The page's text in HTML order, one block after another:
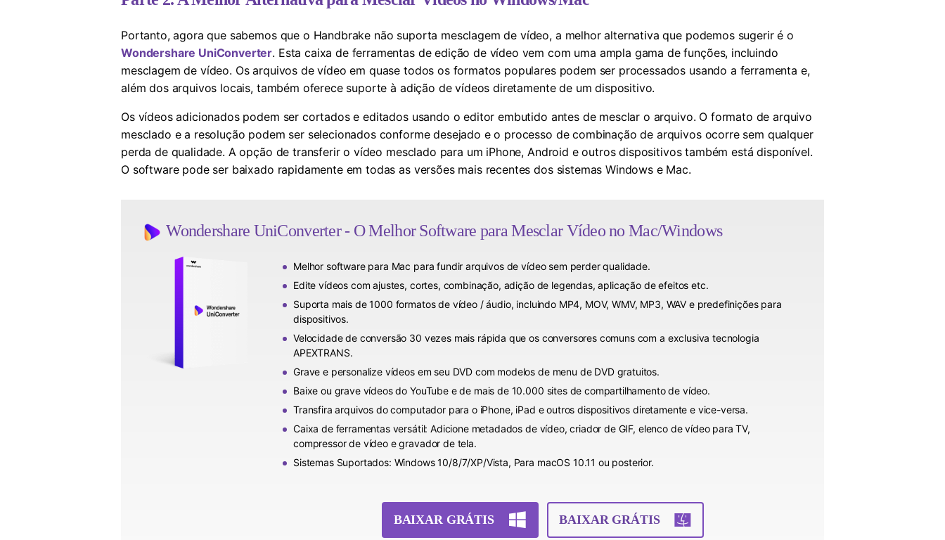
Portanto, agora que sabemos que o Handbrake não suporta mesclagem de vídeo, a melhor alternativa que podemos sugerir é o
Wondershare UniConverter. Esta caixa de ferramentas de edição de vídeo vem com uma ampla gama de funções, incluindo
mesclagem de vídeo. Os arquivos de vídeo em quase todos os formatos populares podem ser processados usando a ferramenta e,
além dos arquivos locais, também oferece suporte à adição de vídeos diretamente de um dispositivo.
Os vídeos adicionados podem ser cortados e editados usando o editor embutido antes de mesclar o arquivo. O formato de arquivo
mesclado e a resolução podem ser selecionados conforme desejado e o processo de combinação de arquivos ocorre sem qualquer
perda de qualidade. A opção de transferir o vídeo mesclado para um iPhone, Android e outros dispositivos também está disponível.
O software pode ser baixado rapidamente em todas as versões mais recentes dos sistemas Windows e Mac.
Wondershare UniConverter - O Melhor Software para Mesclar Vídeo no Mac/Windows
Melhor software para Mac para fundir arquivos de vídeo sem perder qualidade.
Edite vídeos com ajustes, cortes, combinação, adição de legendas, aplicação de efeitos etc.
Suporta mais de 1000 formatos de vídeo / áudio, incluindo MP4, MOV, WMV, MP3, WAV e predefinições para
dispositivos.
Velocidade de conversão 30 vezes mais rápida que os conversores comuns com a exclusiva tecnologia
APEXTRANS.
Grave e personalize vídeos em seu DVD com modelos de menu de DVD gratuitos.
Baixe ou grave vídeos do YouTube e de mais de 10.000 sites de compartilhamento de vídeo.
Transfira arquivos do computador para o iPhone, iPad e outros dispositivos diretamente e vice-versa.
Caixa de ferramentas versátil: Adicione metadados de vídeo, criador de GIF, elenco de vídeo para TV,
compressor de vídeo e gravador de tela.
Sistemas Suportados: Windows 10/8/7/XP/Vista, Para macOS 10.11 ou posterior.
BAIXAR GRÁTIS BAIXAR GRÁTIS